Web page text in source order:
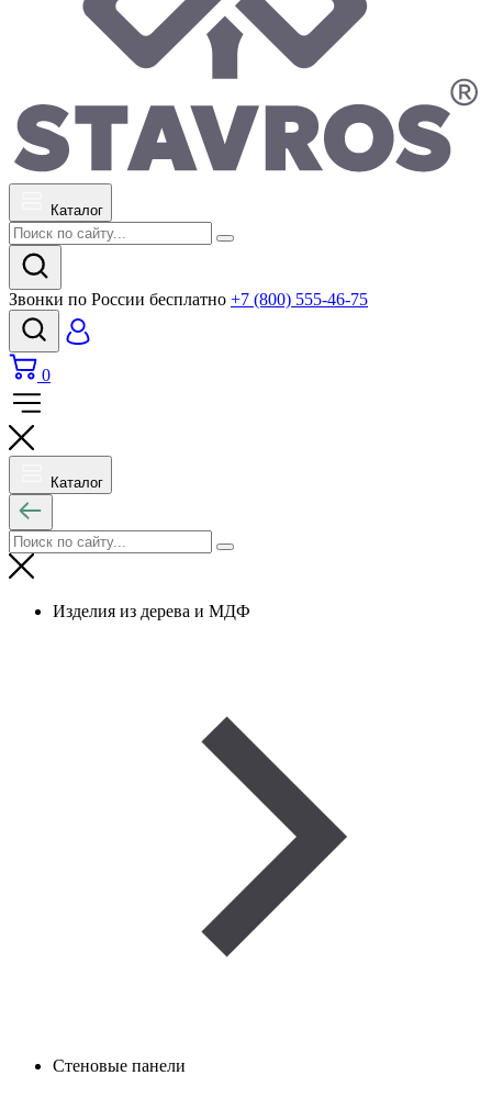
Каталог
Звонки по России бесплатно +7 (800) 555-46-75
0
Каталог
Изделия из дерева и МДФ
Стеновые панели